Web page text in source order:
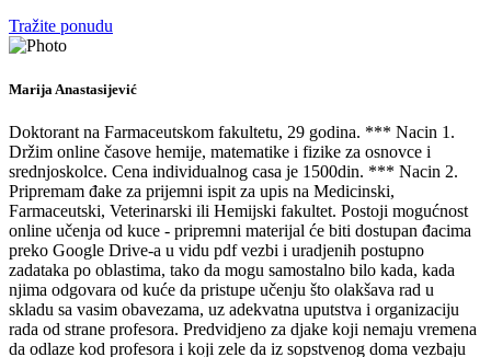
Tražite ponudu
Marija Anastasijević
Doktorant na Farmaceutskom fakultetu, 29 godina. *** Nacin 1.
Držim online časove hemije, matematike i fizike za osnovce i
srednjoskolce. Cena individualnog casa je 1500din. *** Nacin 2.
Pripremam đake za prijemni ispit za upis na Medicinski,
Farmaceutski, Veterinarski ili Hemijski fakultet. Postoji mogućnost
online učenja od kuce - pripremni materijal će biti dostupan đacima
preko Google Drive-a u vidu pdf vezbi i uradjenih postupno
zadataka po oblastima, tako da mogu samostalno bilo kada, kada
njima odgovara od kuće da pristupe učenju što olakšava rad u
skladu sa vasim obavezama, uz adekvatna uputstva i organizaciju
rada od strane profesora. Predvidjeno za djake koji nemaju vremena
da odlaze kod profesora i koji zele da iz sopstvenog doma vezbaju